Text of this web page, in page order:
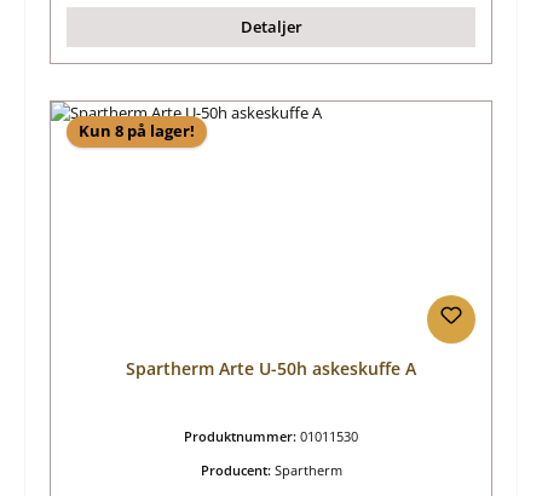
Detaljer
Kun 8 på lager!
Spartherm Arte U-50h askeskuffe A
Produktnummer: 01011530
Producent: Spartherm